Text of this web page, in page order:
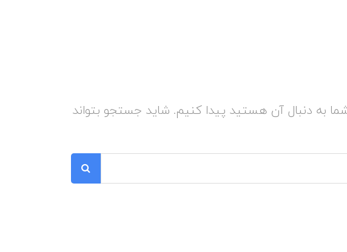
به دنبال آن هستید پیدا کنیم. شاید جستجو بتواند